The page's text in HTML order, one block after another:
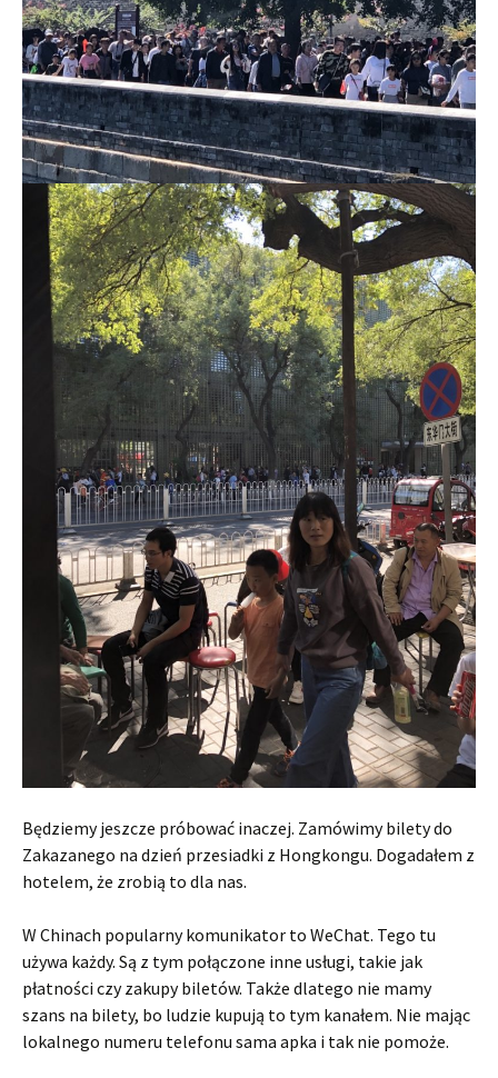
Będziemy jeszcze próbować inaczej. Zamówimy bilety do
Zakazanego na dzień przesiadki z Hongkongu. Dogadałem z
hotelem, że zrobią to dla nas.
W Chinach popularny komunikator to WeChat. Tego tu
używa każdy. Są z tym połączone inne usługi, takie jak
płatności czy zakupy biletów. Także dlatego nie mamy
szans na bilety, bo ludzie kupują to tym kanałem. Nie mając
lokalnego numeru telefonu sama apka i tak nie pomoże.